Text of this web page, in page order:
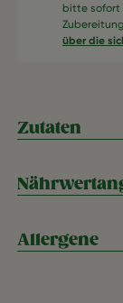
bitte sofort
über die
Zutaten
Allergene